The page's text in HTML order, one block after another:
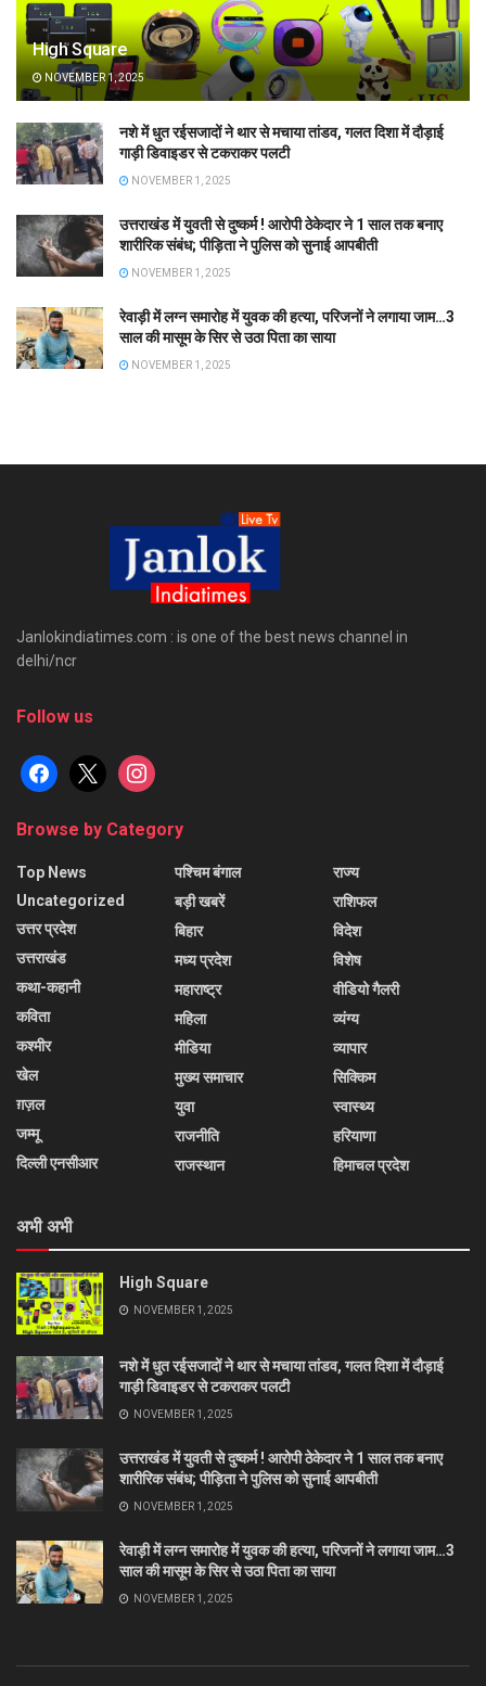
High Square
NOVEMBER 1, 2025
नशे में धुत रईसजादों ने थार से मचाया तांडव, गलत दिशा में दौड़ाई
गाड़ी डिवाइडर से टकराकर पलटी
NOVEMBER 1, 2025
उत्तराखंड में युवती से दुष्कर्म ! आरोपी ठेकेदार ने 1 साल तक बनाए
शारीरिक संबंध; पीड़िता ने पुलिस को सुनाई आपबीती
NOVEMBER 1, 2025
रेवाड़ी में लग्न समारोह में युवक की हत्या, परिजनों ने लगाया जाम…3
साल की मासूम के सिर से उठा पिता का साया
NOVEMBER 1, 2025
Janlokindiatimes.com : is one of the best news channel in
delhi/ncr
Follow us
facebook
x instagram
Browse by Category
Top News
Uncategorized
उत्तर प्रदेश
उत्तराखंड
कथा-कहानी
कविता
कश्मीर
खेल
ग़ज़ल
जम्मू
दिल्ली एनसीआर
पश्चिम बंगाल
बड़ी खबरें
बिहार
मध्य प्रदेश
महाराष्ट्र
महिला
मीडिया
मुख्य समाचार
युवा
राजनीति
राजस्थान
राज्य
राशिफल
विदेश
विशेष
वीडियो गैलरी
व्यंग्य
व्यापार
सिक्किम
स्वास्थ्य
हरियाणा
हिमाचल प्रदेश
अभी अभी
High Square
NOVEMBER 1, 2025
नशे में धुत रईसजादों ने थार से मचाया तांडव, गलत दिशा में दौड़ाई
गाड़ी डिवाइडर से टकराकर पलटी
NOVEMBER 1, 2025
उत्तराखंड में युवती से दुष्कर्म ! आरोपी ठेकेदार ने 1 साल तक बनाए
शारीरिक संबंध; पीड़िता ने पुलिस को सुनाई आपबीती
NOVEMBER 1, 2025
रेवाड़ी में लग्न समारोह में युवक की हत्या, परिजनों ने लगाया जाम…3
साल की मासूम के सिर से उठा पिता का साया
NOVEMBER 1, 2025